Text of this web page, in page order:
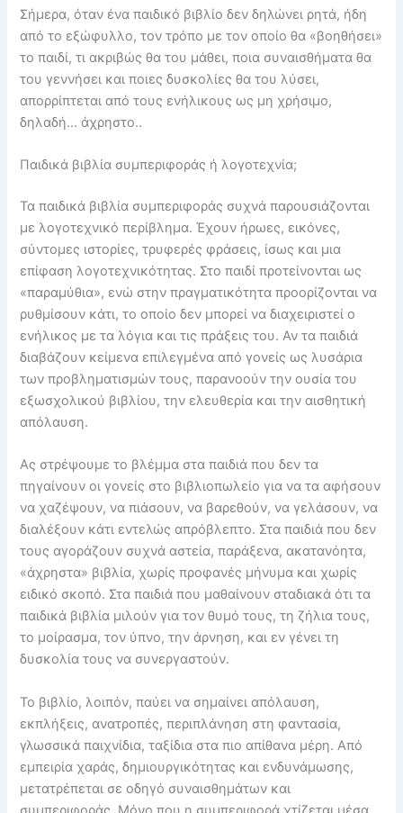
Σήμερα, όταν ένα παιδικό βιβλίο δεν δηλώνει ρητά, ήδη
από το εξώφυλλο, τον τρόπο με τον οποίο θα «βοηθήσει»
το παιδί, τι ακριβώς θα του μάθει, ποια συναισθήματα θα
του γεννήσει και ποιες δυσκολίες θα του λύσει,
απορρίπτεται από τους ενήλικους ως μη χρήσιμο,
δηλαδή… άχρηστο..
Παιδικά βιβλία συμπεριφοράς ή λογοτεχνία;
Τα παιδικά βιβλία συμπεριφοράς συχνά παρουσιάζονται
με λογοτεχνικό περίβλημα. Έχουν ήρωες, εικόνες,
σύντομες ιστορίες, τρυφερές φράσεις, ίσως και μια
επίφαση λογοτεχνικότητας. Στο παιδί προτείνονται ως
«παραμύθια», ενώ στην πραγματικότητα προορίζονται να
ρυθμίσουν κάτι, το οποίο δεν μπορεί να διαχειριστεί ο
ενήλικος με τα λόγια και τις πράξεις του. Αν τα παιδιά
διαβάζουν κείμενα επιλεγμένα από γονείς ως λυσάρια
των προβληματισμών τους, παρανοούν την ουσία του
εξωσχολικού βιβλίου, την ελευθερία και την αισθητική
απόλαυση.
Ας στρέψουμε το βλέμμα στα παιδιά που δεν τα
πηγαίνουν οι γονείς στο βιβλιοπωλείο για να τα αφήσουν
να χαζέψουν, να πιάσουν, να βαρεθούν, να γελάσουν, να
διαλέξουν κάτι εντελώς απρόβλεπτο. Στα παιδιά που δεν
τους αγοράζουν συχνά αστεία, παράξενα, ακατανόητα,
«άχρηστα» βιβλία, χωρίς προφανές μήνυμα και χωρίς
ειδικό σκοπό. Στα παιδιά που μαθαίνουν σταδιακά ότι τα
παιδικά βιβλία μιλούν για τον θυμό τους, τη ζήλια τους,
το μοίρασμα, τον ύπνο, την άρνηση, και εν γένει τη
δυσκολία τους να συνεργαστούν.
Το βιβλίο, λοιπόν, παύει να σημαίνει απόλαυση,
εκπλήξεις, ανατροπές, περιπλάνηση στη φαντασία,
γλωσσικά παιχνίδια, ταξίδια στα πιο απίθανα μέρη. Από
εμπειρία χαράς, δημιουργικότητας και ενδυνάμωσης,
μετατρέπεται σε οδηγό συναισθημάτων και